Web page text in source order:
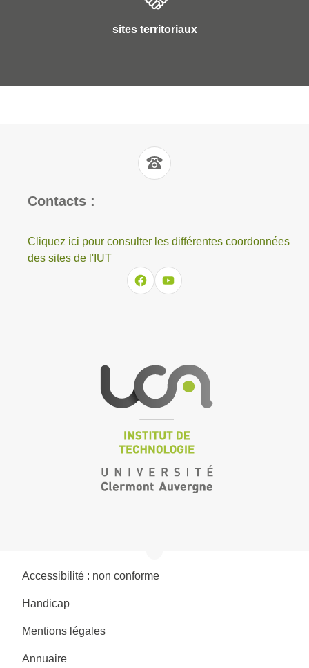
sites territoriaux
Contacts :
Cliquez ici pour consulter les différentes coordonnées
des sites de l'IUT
Accessibilité : non conforme
Handicap
Mentions légales
Annuaire